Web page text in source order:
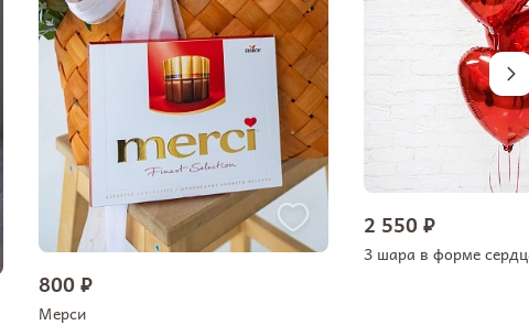
800 ₽
Мерси
2 550 ₽
3 шара в форме